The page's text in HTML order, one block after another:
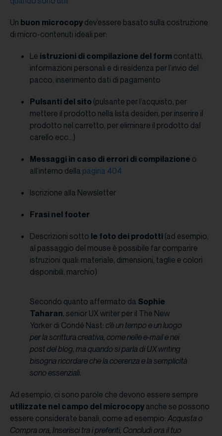
Un buon microcopy dev’essere basato sulla costruzione
di micro-contenuti ideali per:
Le istruzioni di compilazione del form contatti,
informazioni personali e di residenza per l’invio del
pacco, inserimento dati di pagamento
Pulsanti del sito (pulsante per l’acquisto, per
mettere il prodotto nella lista desideri, per inserire il
prodotto nel carretto, per eliminare il prodotto dal
carello ecc…)
Messaggi in caso di errori di compilazione o
all’interno della pagina 404
Iscrizione alla Newsletter
Frasi nel footer
Descrizioni sotto le foto dei prodotti (ad esempio,
al passaggio del mouse è possibile far comparire
istruzioni quali: materiale, dimensioni, taglie e colori
disponibili, marchio)
Secondo quanto affermato da Sophie
Taharan, senior UX writer per il The New
Yorker di Condé Nast: c’è un tempo e un luogo
per la scrittura creativa, come nelle e-mail e nei
post del blog, ma quando si parla di UX writing
bisogna ricordare che la coerenza e la semplicità
sono essenziali.
Ad esempio, ci sono parole che devono essere sempre
utilizzate nel campo del microcopy anche se possono
essere considerate banali, come ad esempio: Acquista o
Compra ora, Inserisci tra i preferiti, Concludi ora il tuo